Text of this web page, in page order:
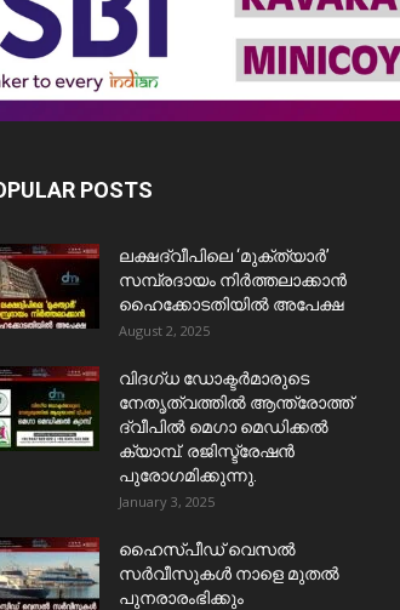
POSTS
ലക്ഷദ്വീപിലെ ‘മുക്ത്യാർ’
സമ്പ്രദായം നിർത്തലാക്കാൻ
ഹൈക്കോടതിയിൽ അപേക്ഷ
August 2, 2025
വിദഗ്ധ ഡോക്ടർമാരുടെ
നേതൃത്വത്തിൽ ആന്ത്രോത്ത്
ദ്വീപിൽ മെഗാ മെഡിക്കൽ
ക്യാമ്പ്. രജിസ്ട്രേഷൻ
പുരോഗമിക്കുന്നു.
January 3, 2025
ഹൈസ്പീഡ് വെസൽ
സർവീസുകൾ നാളെ മുതൽ
പുനരാരംഭിക്കും